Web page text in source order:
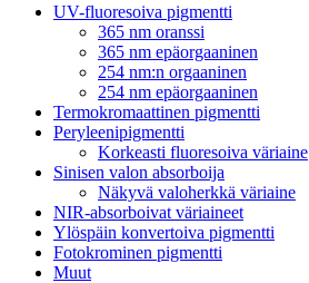
UV-fluoresoiva pigmentti
365 nm oranssi
365 nm epäorgaaninen
254 nm:n orgaaninen
254 nm epäorgaaninen
Termokromaattinen pigmentti
Peryleenipigmentti
Korkeasti fluoresoiva väriaine
Sinisen valon absorboija
Näkyvä valoherkkä väriaine
NIR-absorboivat väriaineet
Ylöspäin konvertoiva pigmentti
Fotokrominen pigmentti
Muut